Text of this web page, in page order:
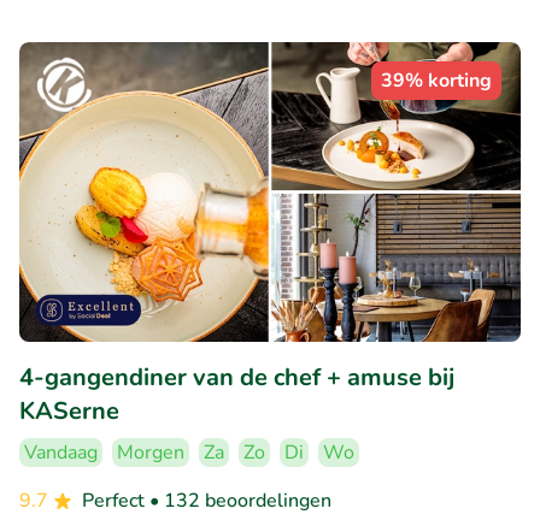
39% korting
4-gangendiner van de chef + amuse bij
KASerne
Vandaag Morgen Za Zo Di
Wo
9.7
Perfect • 132 beoordelingen